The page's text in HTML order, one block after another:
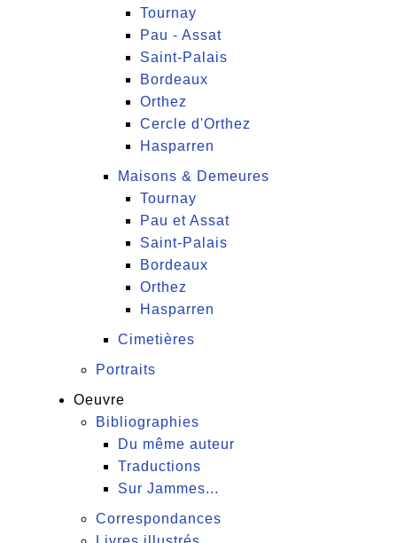
Tournay
Pau - Assat
Saint-Palais
Bordeaux
Orthez
Cercle d'Orthez
Hasparren
Maisons & Demeures
Tournay
Pau et Assat
Saint-Palais
Bordeaux
Orthez
Hasparren
Cimetières
Portraits
Oeuvre
Bibliographies
Du même auteur
Traductions
Sur Jammes...
Correspondances